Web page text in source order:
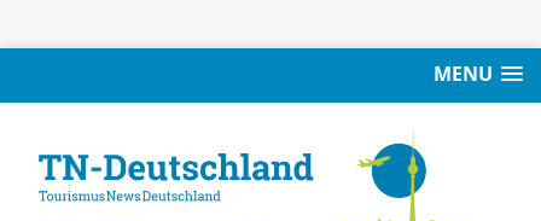
MENU